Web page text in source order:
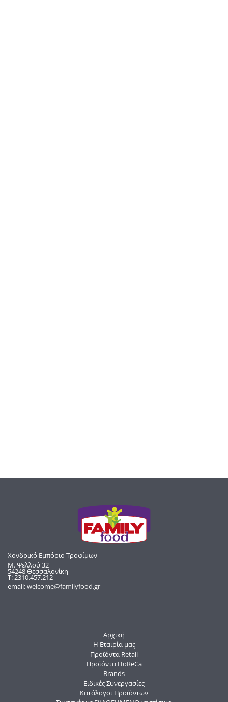
Χονδρικό Εμπόριο Τροφίμων
Μ. Ψελλού 32
54248 Θεσσαλονίκη
Τ: 2310.457.212
email:welcome@familyfood.gr
Αρχική
Η Εταιρία μας
Προϊόντα Retail
Προϊόντα HoReCa
Brands
Ειδικές Συνεργασίες
Κατάλογοι Προϊόντων